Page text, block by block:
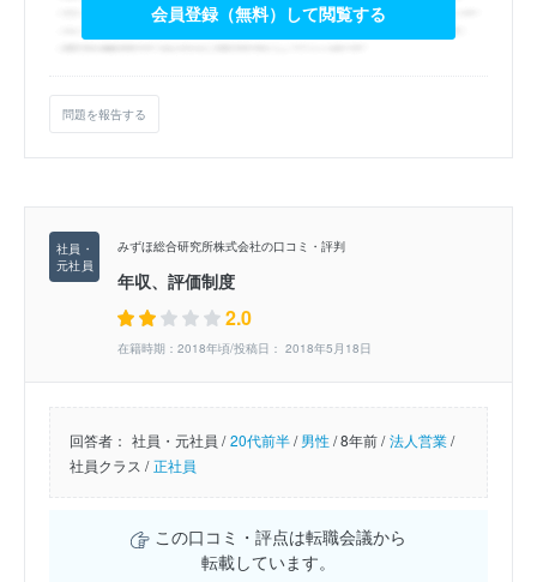
会員登録（無料）して閲覧する
問題を報告する
みずほ総合研究所株式会社の口コミ・評判
年収、評価制度
2.0
在籍時期：2018年頃/投稿日： 2018年5月18日
回答者： 社員・元社員 / 20代前半/男性/8年前 / 法人営業/
社員クラス / 正社員
この口コミ・評点は転職会議から
転載しています。